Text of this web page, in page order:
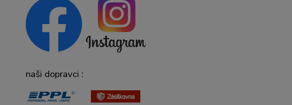
naši dopravci :